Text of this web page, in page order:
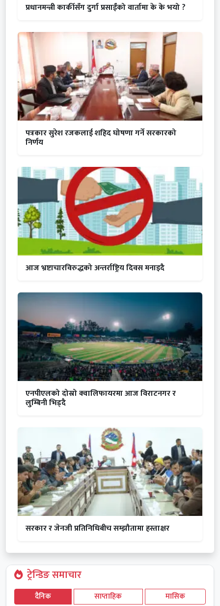
प्रधानमन्त्री कार्कीसँग दुर्गा प्रसाईंको वार्तामा के के भयो ?
पत्रकार सुरेश रजकलाई शहिद घोषणा गर्ने सरकारको
निर्णय
आज भ्रष्टाचारविरुद्धको अन्तर्राष्ट्रिय दिवस मनाइदै
एनपीएलको दोस्रो क्वालिफायरमा आज विराटनगर र
लुम्बिनी भिड्दै
सरकार र जेनजी प्रतिनिधिबीच सम्झौतामा हस्ताक्षर
ट्रेन्डिङ समाचार
दैनिक साप्ताहिक मासिक